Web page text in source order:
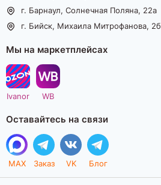
г. Барнаул, Солнечная Поляна, 22а
г. Бийск, Михаила Митрофанова, 2б
Мы на маркетплейсах
Ivanor WB
Оставайтесь на связи
MAX Заказ VK Блог